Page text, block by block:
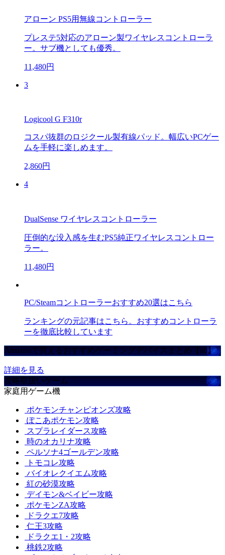
アローン PS5用無線コントローラー
プレステ5対応のアローン製ワイヤレスコントローラ
ー。サブ機としても優秀。
11,480円
3
Logicool G F310r
コスパ抜群のロジクール製有線パッド。幅広いPCゲー
ムを手軽に楽しめます。
2,860円
4
DualSense ワイヤレスコントローラー
圧倒的な没入感を生むPS5純正ワイヤレスコントロー
ラー。
11,480円
PC/Steamコントローラーおすすめ20選はこちら
ランキングの元記事はこちら。おすすめコントローラ
ーを徹底比較しています
Amazonで買えるおすすめゲーミングデバイスまとめ【ad】
詳細を見る
攻略取扱いゲーム
家庭用ゲーム機
ポケモンチャンピオンズ攻略
ぽこあポケモン攻略
スプラレイダース攻略
時のオカリナ攻略
ペルソナ4ゴールデン攻略
トモコレ攻略
バイオレクイエム攻略
紅の砂漠攻略
デイモン&ベイビー攻略
ポケモンZA攻略
ドラクエ7攻略
仁王3攻略
ドラクエ1・2攻略
桃鉄2攻略